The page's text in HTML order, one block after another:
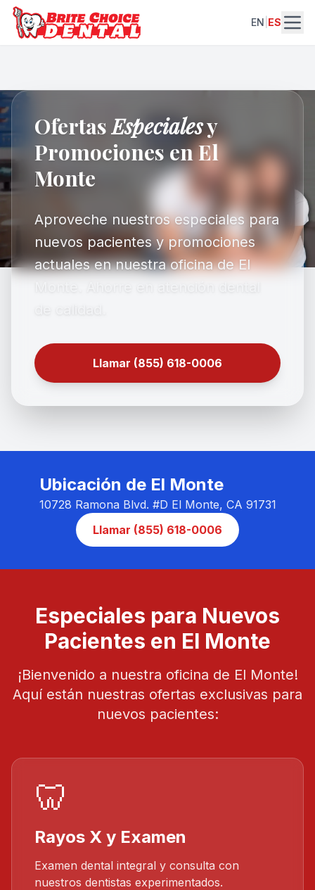
EN ES
OfertasEspecialesy
Promociones en El
Monte
Aproveche nuestros especiales para
nuevos pacientes y promociones
actuales en nuestra oficina de El
Llamar (855) 618-0006
Ubicación de El Monte
10728 Ramona Blvd. #D El Monte, CA 91731
Llamar (855) 618-0006
Especiales para Nuevos
Pacientes en El Monte
¡Bienvenido a nuestra oficina de El Monte!
Aquí están nuestras ofertas exclusivas para
nuevos pacientes:
🦷
Rayos X y Examen
Examen dental integral y consulta con
nuestros dentistas experimentados.